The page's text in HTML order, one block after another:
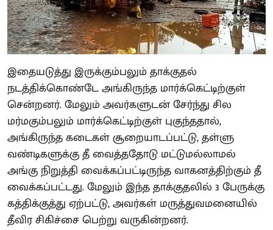
இதையடுத்து இருக்கும்பலும் தாக்குதல்
நடத்திக்கொண்டே அங்கிருந்த மார்க்கெட்டிற்குள்
சென்றனர். மேலும் அவர்களுடன் சேர்ந்து சில
மர்மகும்பலும் மார்க்கெட்டிற்குள் புகுந்ததால்,
அங்கிருந்த கடைகள் சூறையாடப்பட்டு, தள்ளு
வண்டிகளுக்கு தீ வைத்ததோடு மட்டுமல்லாமல்
அங்கு நிறுத்தி வைக்கப்பட்டிருந்த வாகனத்திற்கும் தீ
வைக்கப்பட்டது. மேலும் இந்த தாக்குதலில் 3 பேருக்கு
கத்திக்குத்து ஏற்பட்டு, அவர்கள் மருத்துவமனையில்
தீவிர சிகிச்சை பெற்று வருகின்றனர்.